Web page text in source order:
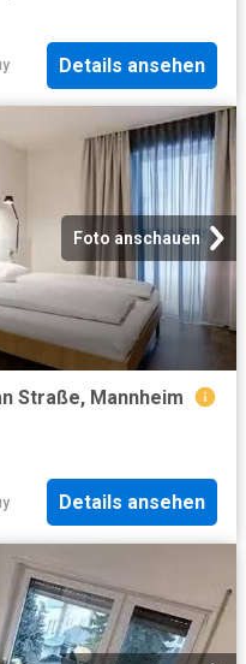
Details ansehen
Foto anschauen
Straße, Mannheim
Details ansehen